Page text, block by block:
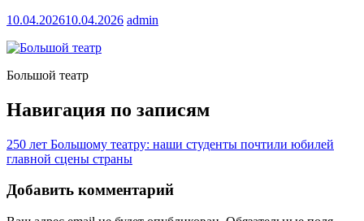
10.04.202610.04.2026 admin
Большой театр
Навигация по записям
250 лет Большому театру: наши студенты почтили юбилей
главной сцены страны
Добавить комментарий